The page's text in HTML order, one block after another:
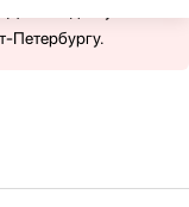
Вас доступен
Петербургу.